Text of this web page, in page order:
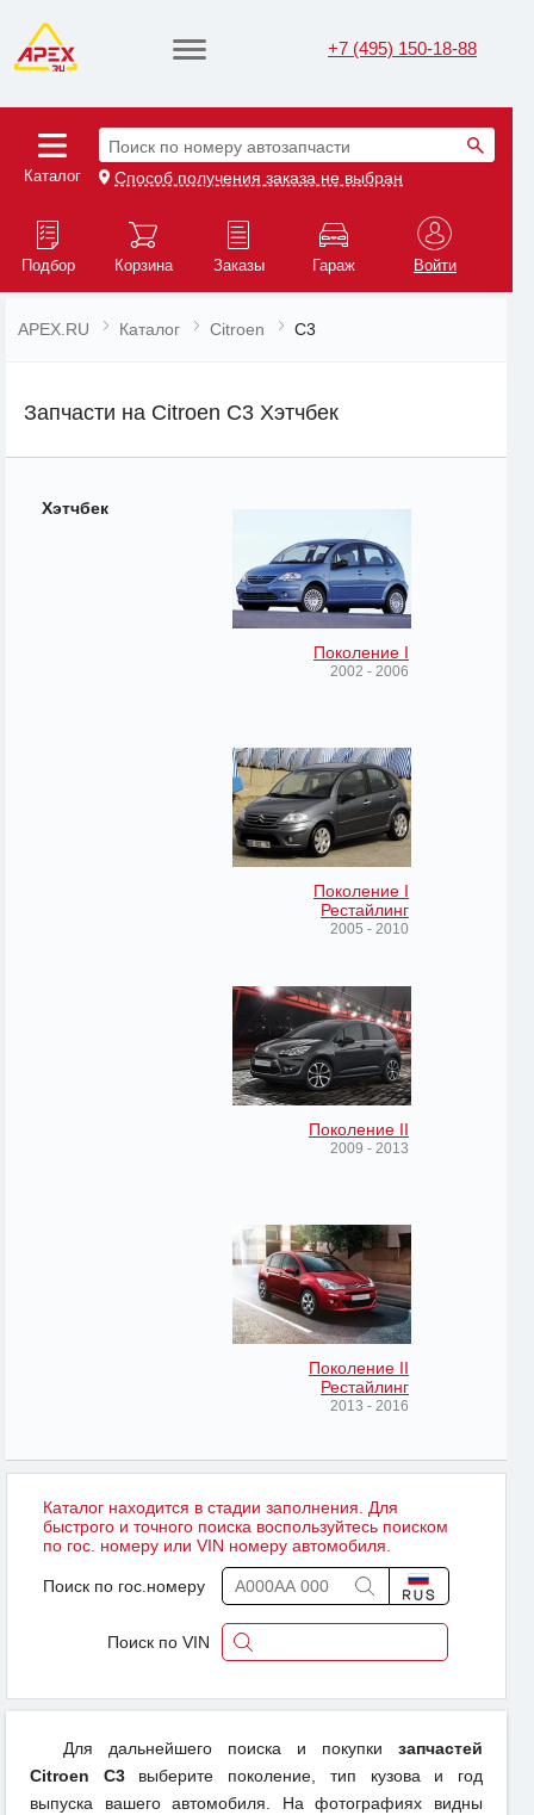
+7 (495) 150-18-88
Каталог
Поиск по номеру автозапчасти
Способ получения заказа не выбран
Подбор Корзина Заказы Гараж Войти
APEX.RU Каталог Citroen C3
Запчасти на Citroen C3 Хэтчбек
Хэтчбек
Поколение I
2002 - 2006
Поколение I
Рестайлинг
2005 - 2010
Поколение II
2009 - 2013
Поколение II
Рестайлинг
2013 - 2016
Каталог находится в стадии заполнения. Для
быстрого и точного поиска воспользуйтесь поиском
по гос. номеру или VIN номеру автомобиля.
Поиск по гос.номеру
Поиск по VIN
Для дальнейшего поиска и покупки запчастей
Citroen C3выберите поколение, тип кузова и год
выпуска вашего автомобиля. На фотографиях видны